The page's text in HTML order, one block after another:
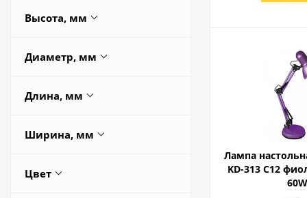
Высота, мм
Весь список
Диаметр, мм
Длина, мм
120
Ширина, мм
Цвет
Лампа
KD-313 C12
60W